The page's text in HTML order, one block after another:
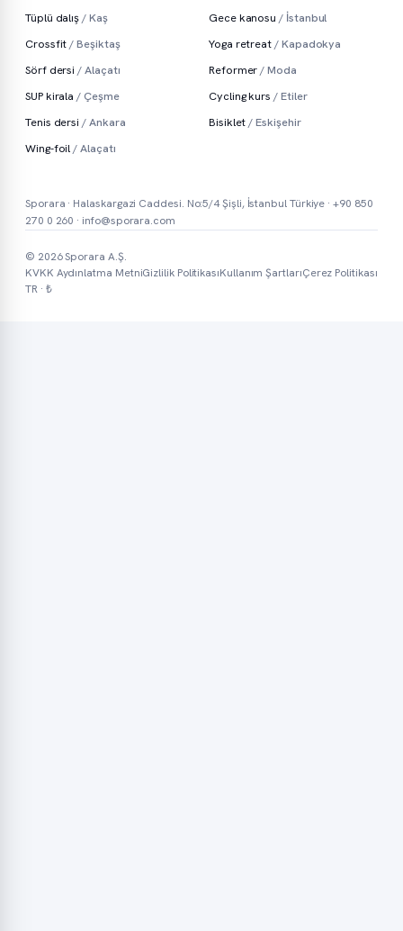
Tüplü dalış/ Kaş Gece kanosu/ İstanbul
Crossfit/ Beşiktaş Yoga retreat/ Kapadokya
Sörf dersi/ Alaçatı Reformer/ Moda
SUP kirala/ Çeşme Cycling kurs/ Etiler
Tenis dersi/ Ankara Bisiklet/ Eskişehir
Wing-foil/ Alaçatı
Sporara · Halaskargazi Caddesi. No:5/4 Şişli, İstanbul Türkiye ·+90 850
270 0 260 · info@sporara.com
© 2026 Sporara A.Ş.
KVKK Aydınlatma MetniGizlilik PolitikasıKullanım ŞartlarıÇerez Politikası
TR · ₺